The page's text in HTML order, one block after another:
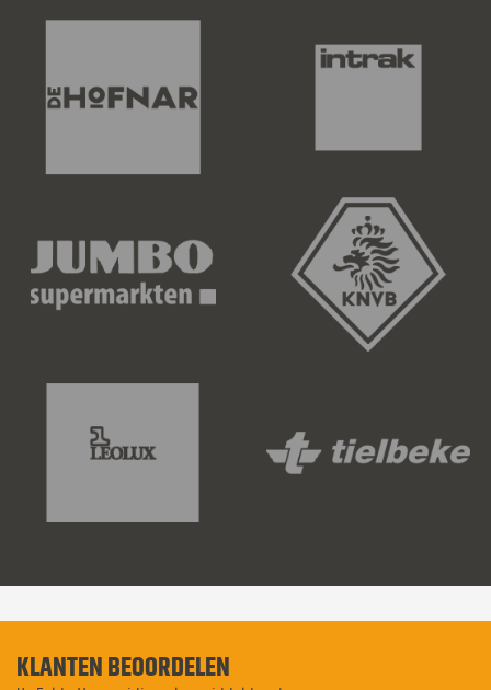
KLANTEN BEOORDELEN